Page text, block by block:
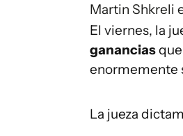
Martin Shkreli
El viernes, la
ganancias
enormemente
La jueza